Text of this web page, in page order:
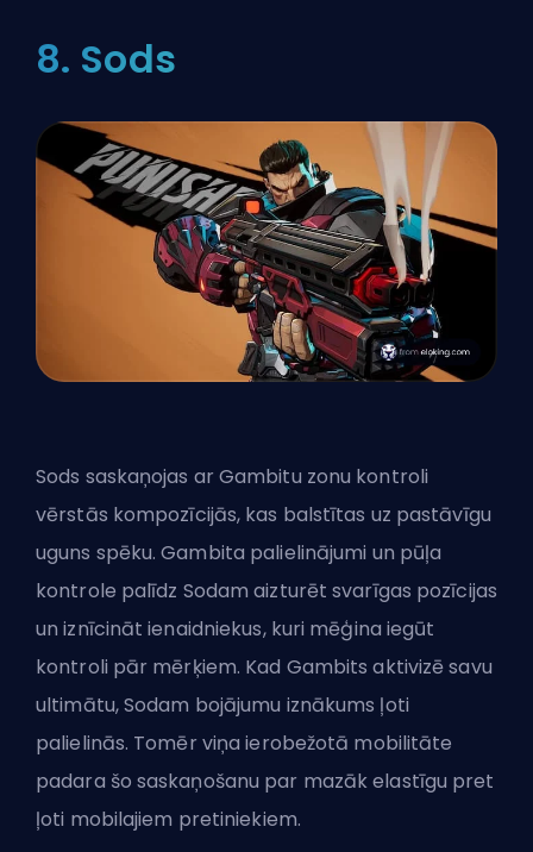
8. Sods
Sods saskaņojas ar Gambitu zonu kontroli
vērstās kompozīcijās, kas balstītas uz pastāvīgu
uguns spēku. Gambita palielinājumi un pūļa
kontrole palīdz Sodam aizturēt svarīgas pozīcijas
un iznīcināt ienaidniekus, kuri mēģina iegūt
kontroli pār mērķiem. Kad Gambits aktivizē savu
ultimātu, Sodam bojājumu iznākums ļoti
palielinās. Tomēr viņa ierobežotā mobilitāte
padara šo saskaņošanu par mazāk elastīgu pret
ļoti mobilajiem pretiniekiem.